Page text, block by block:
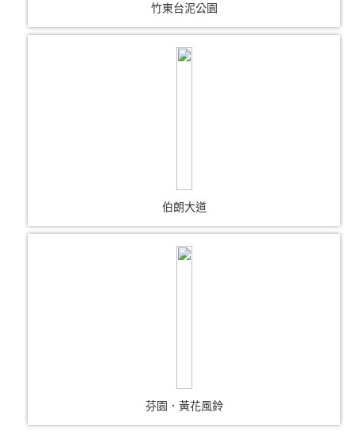
竹東台泥公園
伯朗大道
芬園．黃花風鈴